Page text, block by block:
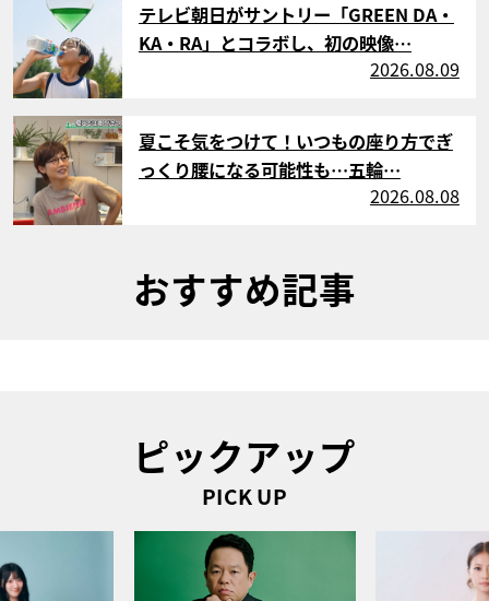
テレビ朝日がサントリー「GREEN DA・
KA・RA」とコラボし、初の映像…
2026.08.09
サムネイル
夏こそ気をつけて！いつもの座り方でぎ
っくり腰になる可能性も…五輪…
2026.08.08
おすすめ記事
ピックアップ
PICK UP